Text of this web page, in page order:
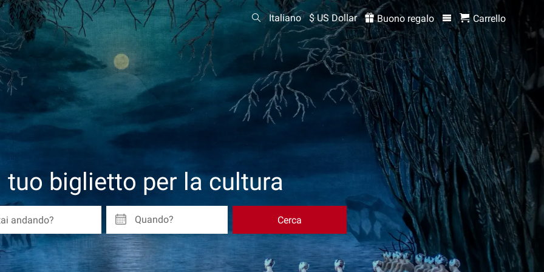
Italiano $ US Dollar Buono regalo Carrello
tuo biglietto per la cultura
Quando? Cerca